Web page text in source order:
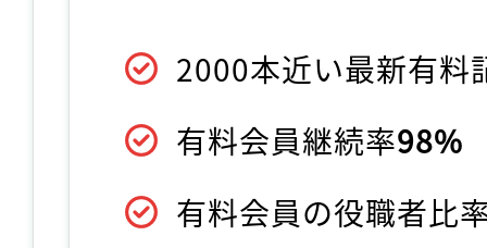
2000本近い最新有料
有料会員継続率98%
有料会員の役職者比